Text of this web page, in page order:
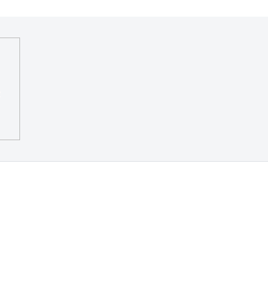
svietidla: kov/sklo Žiarovka v